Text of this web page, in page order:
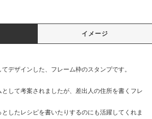
イメージ
デザインした、フレーム枠のスタンプです。
して考案されましたが、差出人の住所を書くフレ
したレシピを書いたりするのにも活躍してくれま